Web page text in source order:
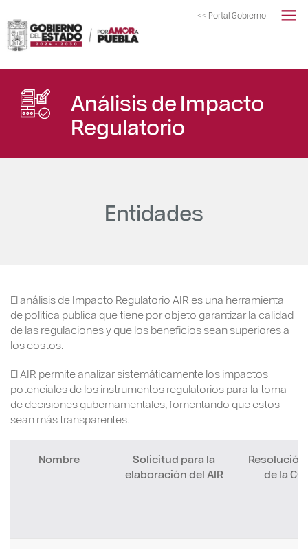
<< Portal Gobierno
Análisis de Impacto
Regulatorio
Entidades
El análisis de Impacto Regulatorio AIR es una herramienta
de política publica que tiene por objeto garantizar la calidad
de las regulaciones y que los beneficios sean superiores a
los costos.
El AIR permite analizar sistemáticamente los impactos
potenciales de los instrumentos regulatorios para la toma
de decisiones gubernamentales, fomentando que estos
sean más transparentes.
Nombre
Solicitud para la
elaboración del AIR
de la